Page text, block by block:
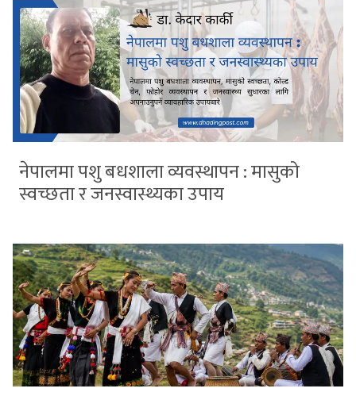
नेपालमा पशु बधशाला व्यवस्थापन : मासुको
स्वच्छता र जनस्वास्थ्यका उपाय